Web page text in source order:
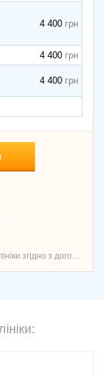
4 400
4 400
4 400